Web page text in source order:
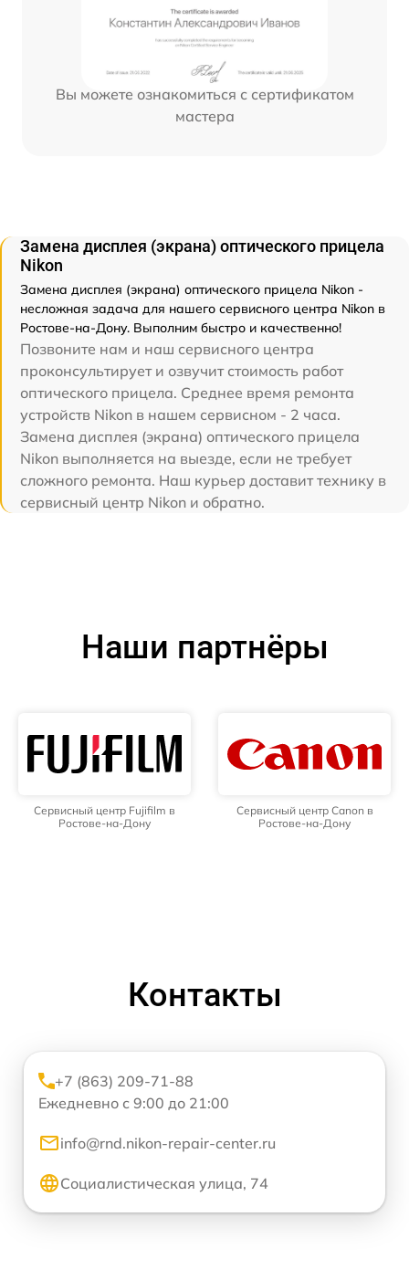
Вы можете ознакомиться с сертификатом
мастера
Замена дисплея (экрана) оптического прицела
Nikon
Замена дисплея (экрана) оптического прицела Nikon -
несложная задача для нашего сервисного центра Nikon в
Ростове-на-Дону. Выполним быстро и качественно!
Позвоните нам и наш сервисного центра
проконсультирует и озвучит стоимость работ
оптического прицела. Среднее время ремонта
устройств Nikon в нашем сервисном - 2 часа.
Замена дисплея (экрана) оптического прицела
Nikon выполняется на выезде, если не требует
сложного ремонта. Наш курьер доставит технику в
сервисный центр Nikon и обратно.
Наши партнёры
Сервисный центр Fujifilm в
Ростове-на-Дону
Сервисный центр Canon в
Ростове-на-Дону
Контакты
+7 (863) 209-71-88
Ежедневно с 9:00 до 21:00
info@rnd.nikon-repair-center.ru
Социалистическая улица, 74